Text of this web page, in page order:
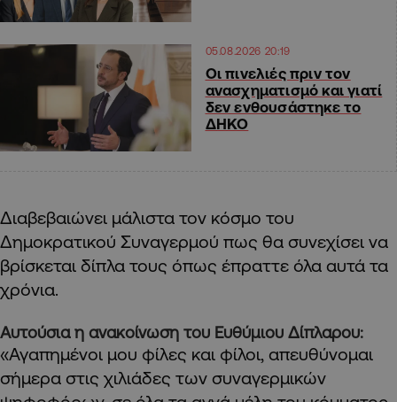
05.08.2026 20:19
Οι πινελιές πριν τον
ανασχηματισμό και γιατί
δεν ενθουσάστηκε το
ΔΗΚΟ
Διαβεβαιώνει μάλιστα τον κόσμο του
Δημοκρατικού Συναγερμού πως θα συνεχίσει να
βρίσκεται δίπλα τους όπως έπραττε όλα αυτά τα
χρόνια.
Αυτούσια η ανακοίνωση του Ευθύμιου Δίπλαρου:
«Αγαπημένοι μου φίλες και φίλοι, απευθύνομαι
σήμερα στις χιλιάδες των συναγερμικών